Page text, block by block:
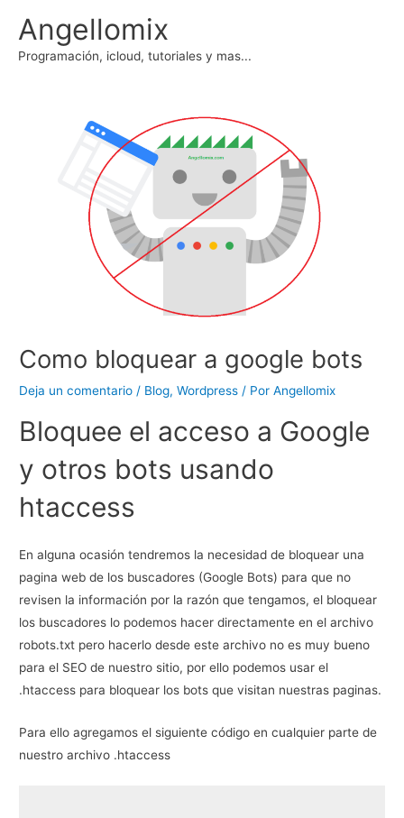
contenido
Angellomix
Programación, icloud, tutoriales y mas...
Como bloquear a google bots
Deja un comentario / Blog,Wordpress / PorAngellomix
Bloquee el acceso a Google
y otros bots usando
htaccess
En alguna ocasión tendremos la necesidad de bloquear una
pagina web de los buscadores (Google Bots) para que no
revisen la información por la razón que tengamos, el bloquear
los buscadores lo podemos hacer directamente en el archivo
robots.txt pero hacerlo desde este archivo no es muy bueno
para el SEO de nuestro sitio, por ello podemos usar el
.htaccess para bloquear los bots que visitan nuestras paginas.
Para ello agregamos el siguiente código en cualquier parte de
nuestro archivo .htaccess